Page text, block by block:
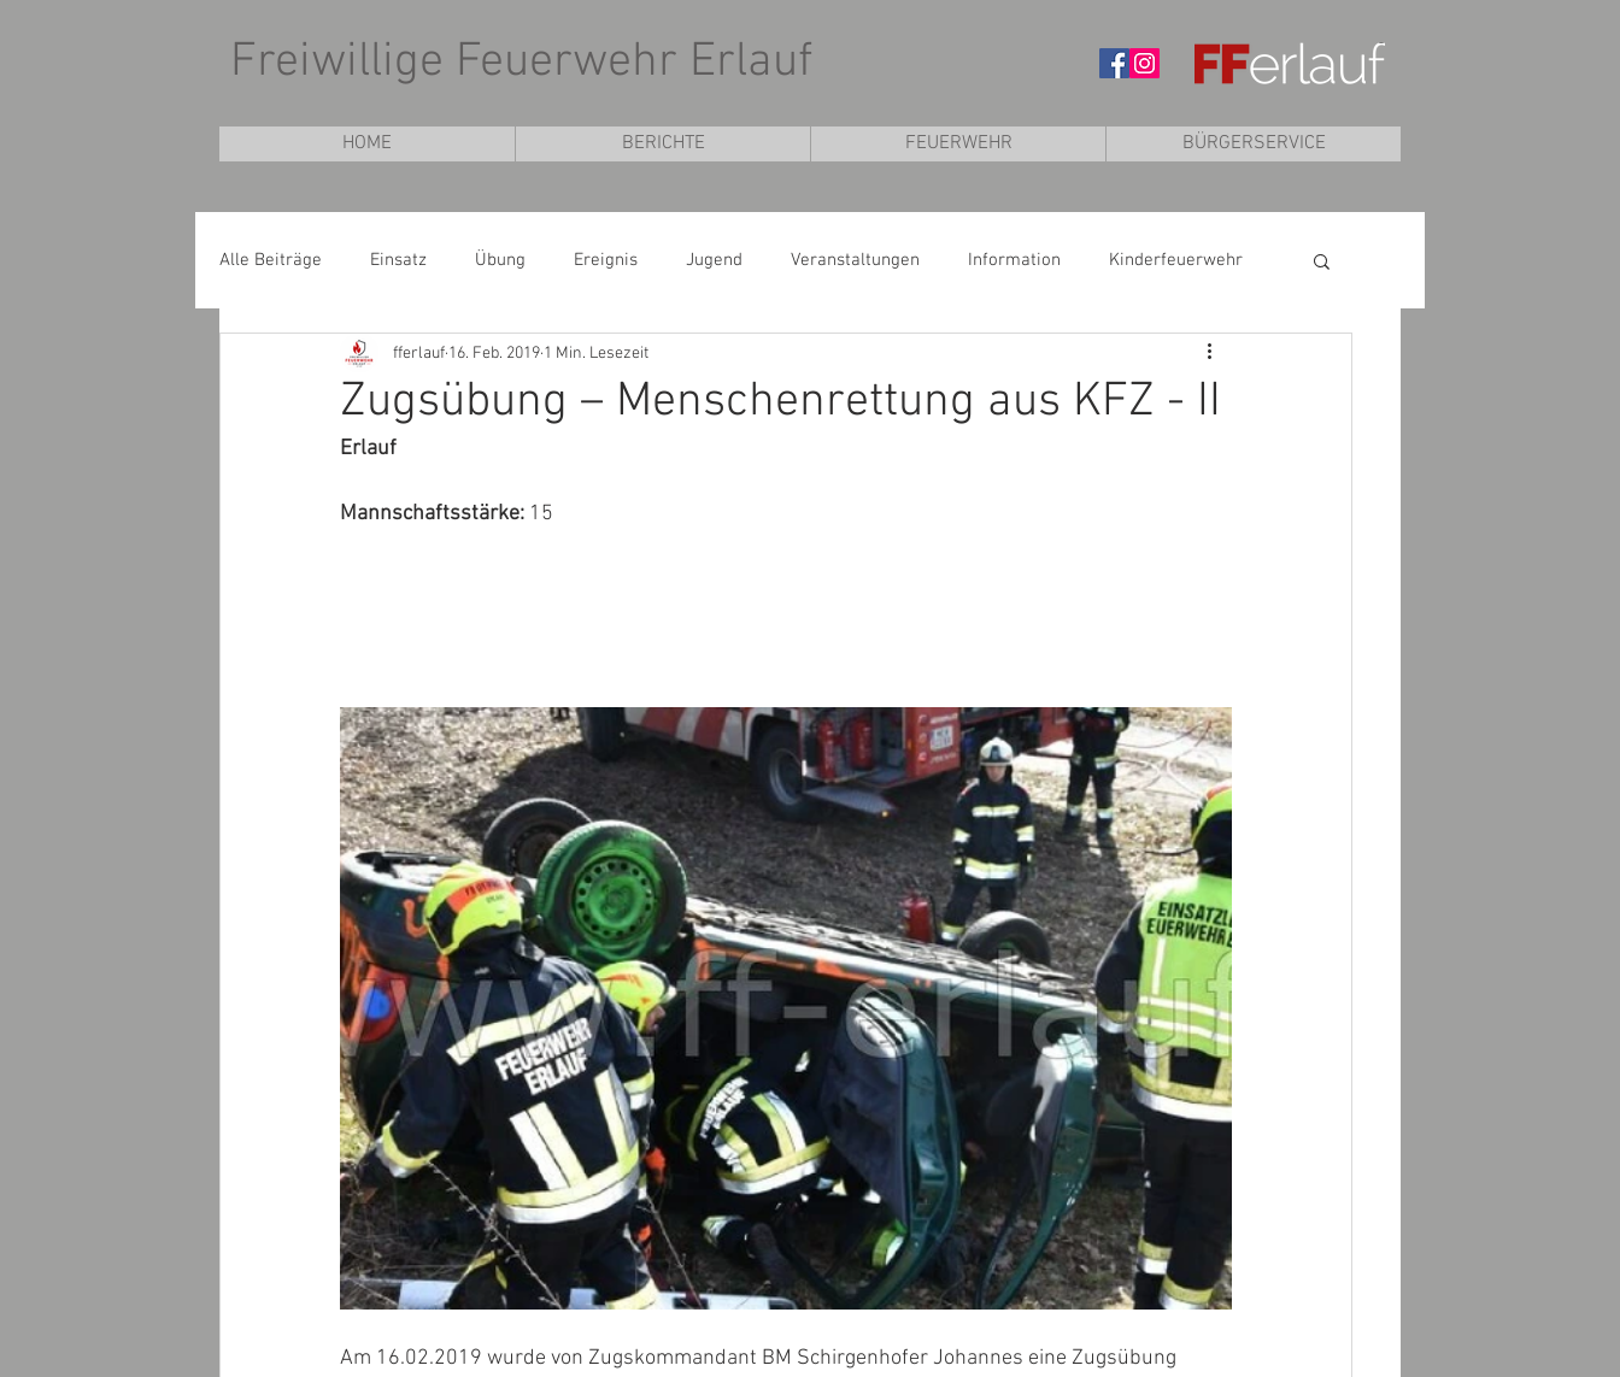
Freiwillige Feuerwehr Erlauf
HOME BERICHTE FEUERWEHR BÜRGERSERVICE
Alle Beiträge Einsatz Übung Ereignis Jugend Veranstaltungen Information Kinderfeuerwehr
Zugsübung – Menschenrettung aus KFZ - II
fferlauf 16. Feb. 2019 1 Min. Lesezeit
Erlauf
Mannschaftsstärke: 15
Am 16.02.2019 wurde von Zugskommandant BM Schirgenhofer Johannes eine Zugsübung